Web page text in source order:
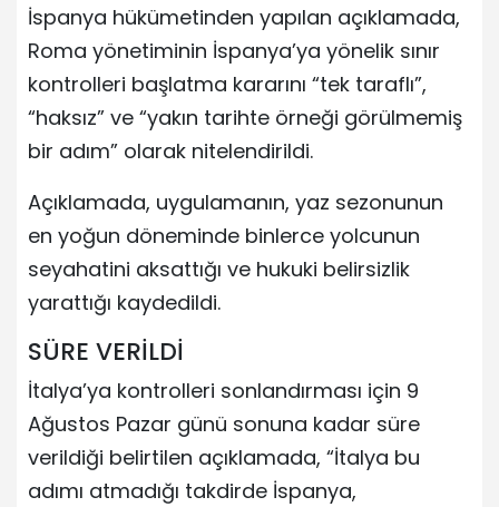
İspanya hükümetinden yapılan açıklamada,
Roma yönetiminin İspanya’ya yönelik sınır
kontrolleri başlatma kararını “tek taraflı”,
“haksız” ve “yakın tarihte örneği görülmemiş
bir adım” olarak nitelendirildi.
Açıklamada, uygulamanın, yaz sezonunun
en yoğun döneminde binlerce yolcunun
seyahatini aksattığı ve hukuki belirsizlik
yarattığı kaydedildi.
SÜRE VERİLDİ
İtalya’ya kontrolleri sonlandırması için 9
Ağustos Pazar günü sonuna kadar süre
verildiği belirtilen açıklamada, “İtalya bu
adımı atmadığı takdirde İspanya,